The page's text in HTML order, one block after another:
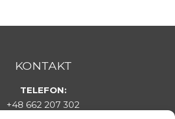
KONTAKT
TELEFON:
+48 662 207 302